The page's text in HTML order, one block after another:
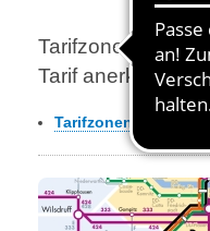
Tarifzonengrenze
Tarif anerkannt.
Tarifzonenplan mit